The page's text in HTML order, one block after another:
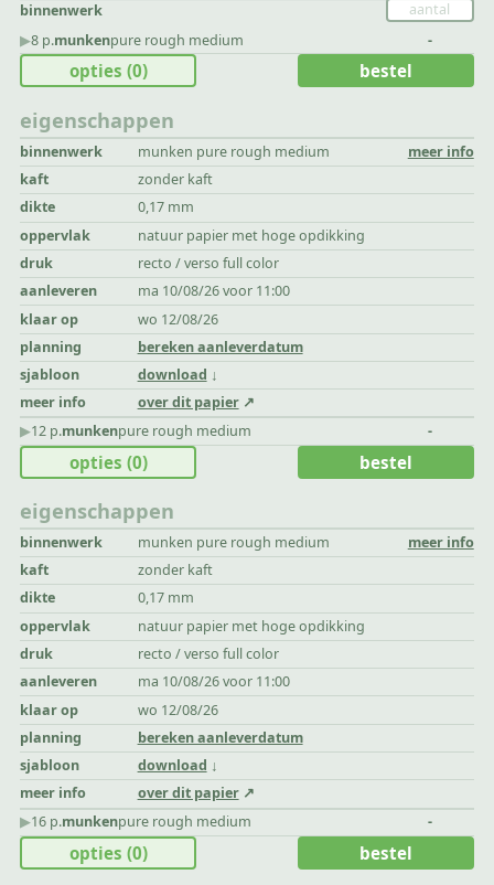
binnenwerk
▶︎8 p.munkenpure rough medium -
eigenschappen
binnenwerk munken pure rough medium
meer info
kaft
zonder kaft
dikte
0,17 mm
oppervlak
natuur papier met hoge opdikking
druk
recto / verso full color
aanleveren
ma 10/08/26 voor 11:00
klaar op
wo 12/08/26
planning
bereken aanleverdatum
sjabloon
download
meer info
over dit papier
opties (0) bestel
▶︎12 p.munkenpure rough medium -
eigenschappen
binnenwerk munken pure rough medium
meer info
kaft
zonder kaft
dikte
0,17 mm
oppervlak
natuur papier met hoge opdikking
druk
recto / verso full color
aanleveren
ma 10/08/26 voor 11:00
klaar op
wo 12/08/26
planning
bereken aanleverdatum
sjabloon
download
meer info
over dit papier
opties (0) bestel
▶︎16 p.munkenpure rough medium -
opties (0) bestel